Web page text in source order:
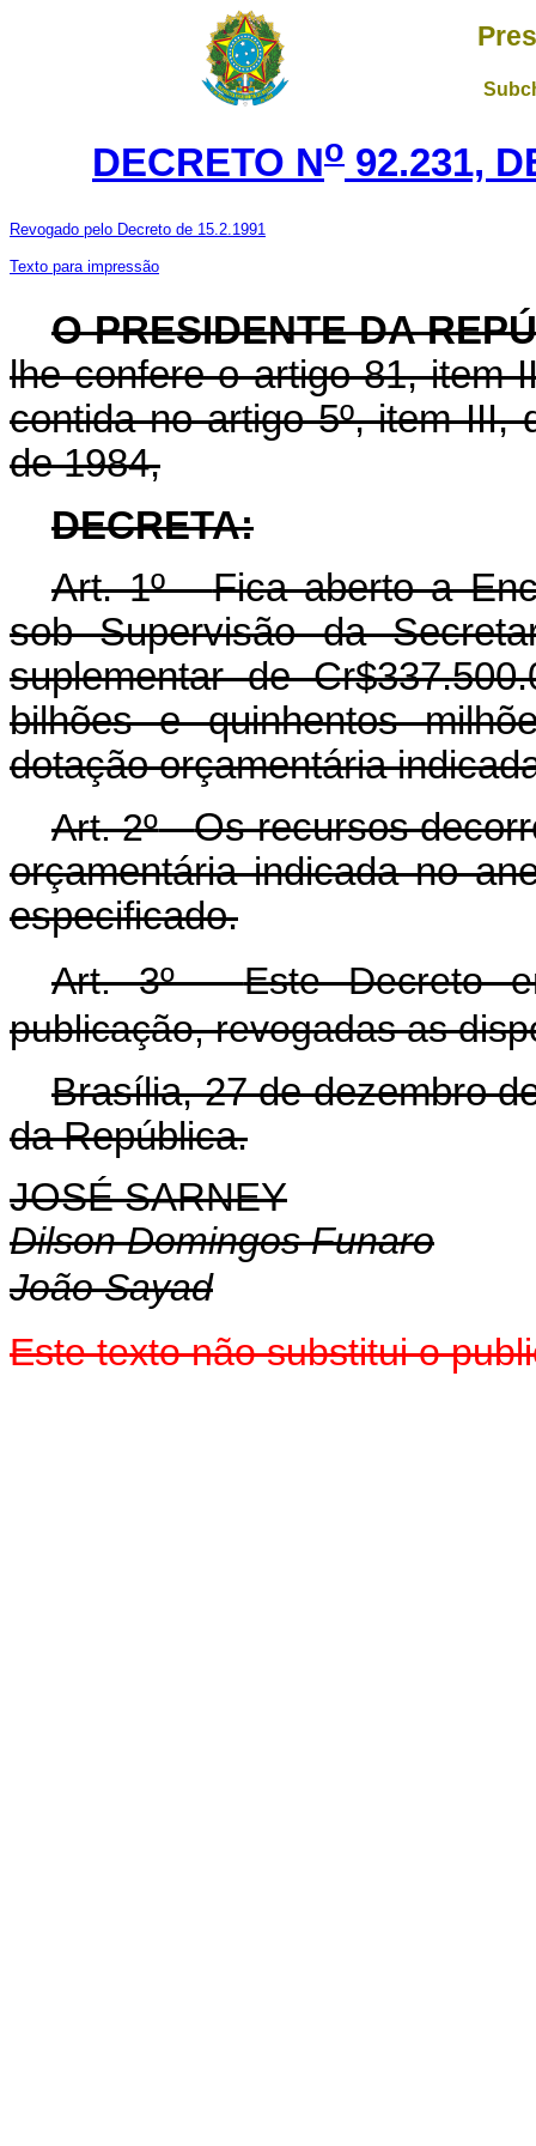
DECRETO No 92.231,
Revogado pelo Decreto de 15.2.1991
Texto para impressão
O PRESIDENTE DA
lhe confere o artigo 81, item
contida no artigo 5º, item III,
de 1984,
DECRETA:
Art. 1º -Fica aberto a
sob Supervisão da
suplementar de
bilhões e quinhentos
dotação orçamentária
Art. 2º-Os recursos
orçamentária indicada no
especificado.
Art. 3º -Este Decreto
publicação, revogadas as
Brasília, 27 de dezembro
da República.
JOSÉ SARNEY
Dilson Domingos Funaro
João Sayad
Este texto não substitui o